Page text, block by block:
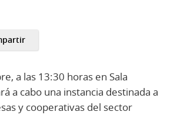
a las 13:30 horas en Sala
a cabo una instancia destinada a
y cooperativas del sector